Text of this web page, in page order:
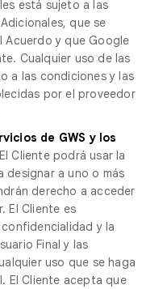
está sujeto a las
que se
Acuerdo y que Google
Cualquier uso de las
a las condiciones y las
por el proveedor
de GWS y los
El Cliente podrá usar la
designar a uno o más
derecho a acceder
El Cliente es
y la
Final y las
uso que se haga
El Cliente acepta que